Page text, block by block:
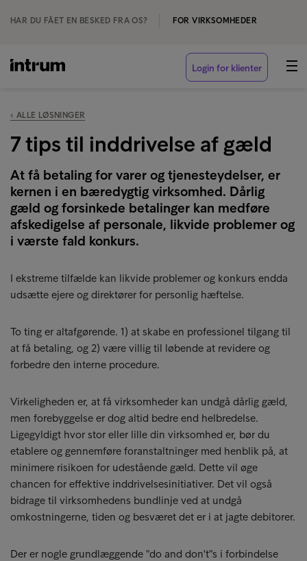
HAR DU FÅET EN BESKED FRA OS? FOR VIRKSOMHEDER
Login for klienter
‹ ALLE LØSNINGER
7 tips til inddrivelse af gæld
At få betaling for varer og tjenesteydelser, er
kernen i en bæredygtig virksomhed. Dårlig
gæld og forsinkede betalinger kan medføre
afskedigelse af personale, likvide problemer og
i værste fald konkurs.
I ekstreme tilfælde kan likvide problemer og konkurs endda
udsætte ejere og direktører for personlig hæftelse.
To ting er altafgørende. 1) at skabe en professionel tilgang til
at få betaling, og 2) være villig til løbende at revidere og
forbedre den interne procedure.
Virkeligheden er, at få virksomheder kan undgå dårlig gæld,
men forebyggelse er dog altid bedre end helbredelse.
Ligegyldigt hvor stor eller lille din virksomhed er, bør du
etablere og gennemføre foranstaltninger med henblik på, at
minimere risikoen for udestående gæld. Dette vil øge
chancen for effektive inddrivelsesinitiativer. Det vil også
bidrage til virksomhedens bundlinje ved at undgå
omkostningerne, tiden og besværet det er i at jagte debitorer.
Der er nogle grundlæggende "do and don't"s i forbindelse